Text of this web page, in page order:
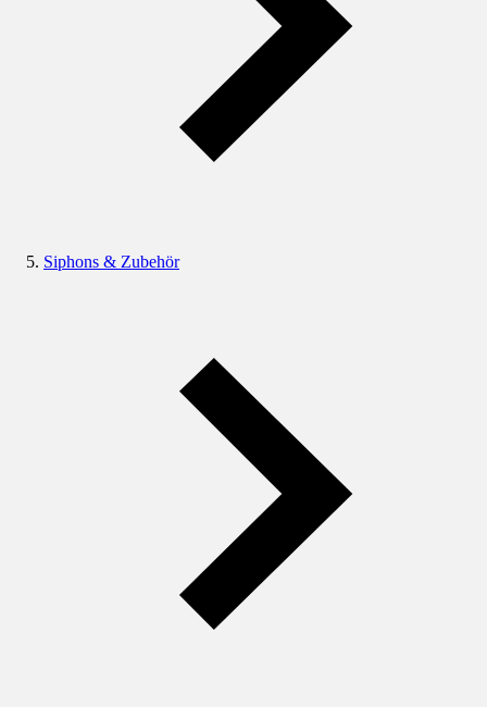
Siphons & Zubehör